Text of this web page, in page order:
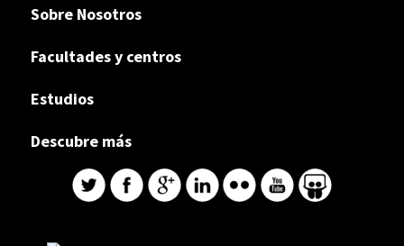
Sobre Nosotros
Facultades y centros
Estudios
Descubre más